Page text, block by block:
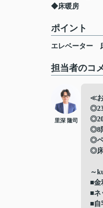
◆床暖房
ポイント
エレベーター
担当者のコ
里深 隆司
≪
◎8
◎ペ
◎床
～
■金
■ネ
■自